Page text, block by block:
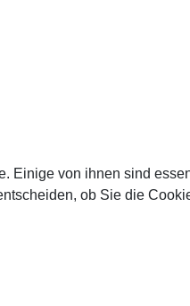
Einige von ihnen sind
ob Sie die